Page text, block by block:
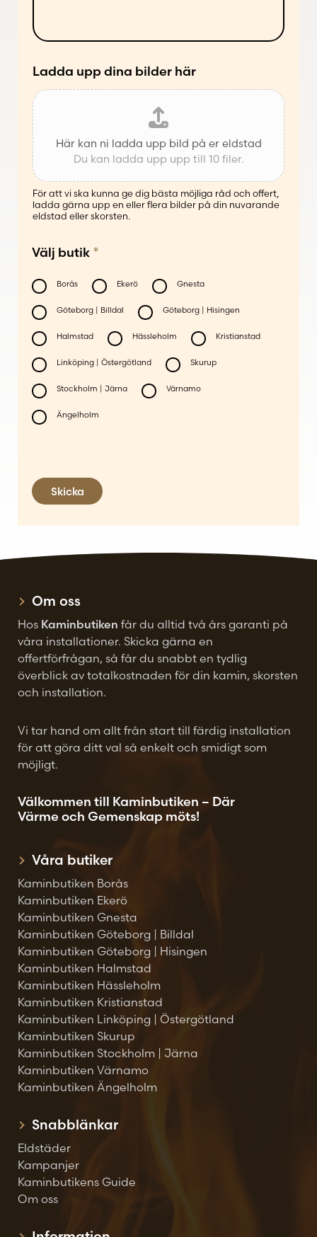
t
*
d
e
Ladda upp dina bilder här
Här kan ni ladda upp bild på er eldstad
Du kan ladda upp upp till 10 filer.
För att vi ska kunna ge dig bästa möjliga råd och offert,
ladda gärna upp en eller flera bilder på din nuvarande
eldstad eller skorsten.
Välj butik *
Borås Ekerö Gnesta
Göteborg | Billdal Göteborg | Hisingen
Halmstad Hässleholm Kristianstad
Linköping | Östergötland Skurup
Stockholm | Järna Värnamo
Ängelholm
Skicka
Om oss
Hos Kaminbutiken får du alltid två års garanti på
våra installationer. Skicka gärna en
offertförfrågan, så får du snabbt en tydlig
överblick av totalkostnaden för din kamin, skorsten
och installation.
Vi tar hand om allt från start till färdig installation
för att göra ditt val så enkelt och smidigt som
möjligt.
Välkommen till Kaminbutiken – Där
Värme och Gemenskap möts!
Våra butiker
Kaminbutiken Borås
Kaminbutiken Ekerö
Kaminbutiken Gnesta
Kaminbutiken Göteborg | Billdal
Kaminbutiken Göteborg | Hisingen
Kaminbutiken Halmstad
Kaminbutiken Hässleholm
Kaminbutiken Kristianstad
Kaminbutiken Linköping | Östergötland
Kaminbutiken Skurup
Kaminbutiken Stockholm | Järna
Kaminbutiken Värnamo
Kaminbutiken Ängelholm
Snabblänkar
Eldstäder
Kampanjer
Kaminbutikens Guide
Om oss